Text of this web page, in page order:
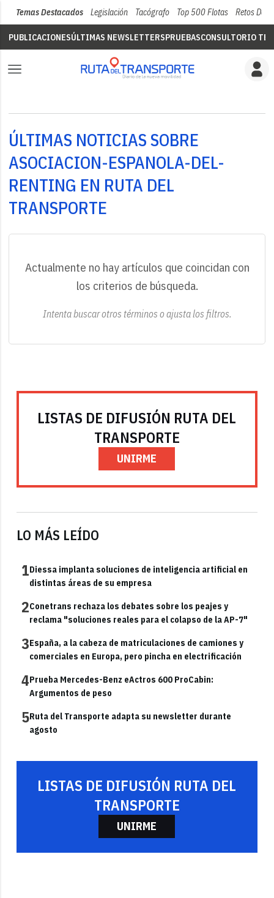
Temas Destacados Legislación Tacógrafo Top 500 Flotas Retos Del
PUBLICACIONESÚLTIMAS NEWSLETTERSPRUEBASCONSULTORIO
ÚLTIMAS NOTICIAS SOBRE
ASOCIACION-ESPANOLA-DEL-
RENTING EN RUTA DEL
TRANSPORTE
Actualmente no hay artículos que coincidan con
los criterios de búsqueda.
Intenta buscar otros términos o ajusta los filtros.
LISTAS DE DIFUSIÓN RUTA DEL
TRANSPORTE
UNIRME
LO MÁS LEÍDO
1Diessa implanta soluciones de inteligencia artificial en
distintas áreas de su empresa
2Conetrans rechaza los debates sobre los peajes y
reclama "soluciones reales para el colapso de la AP-7"
3España, a la cabeza de matriculaciones de camiones y
comerciales en Europa, pero pincha en electrificación
4Prueba Mercedes-Benz eActros 600 ProCabin:
Argumentos de peso
5Ruta del Transporte adapta su newsletter durante
agosto
LISTAS DE DIFUSIÓN RUTA DEL
TRANSPORTE
UNIRME